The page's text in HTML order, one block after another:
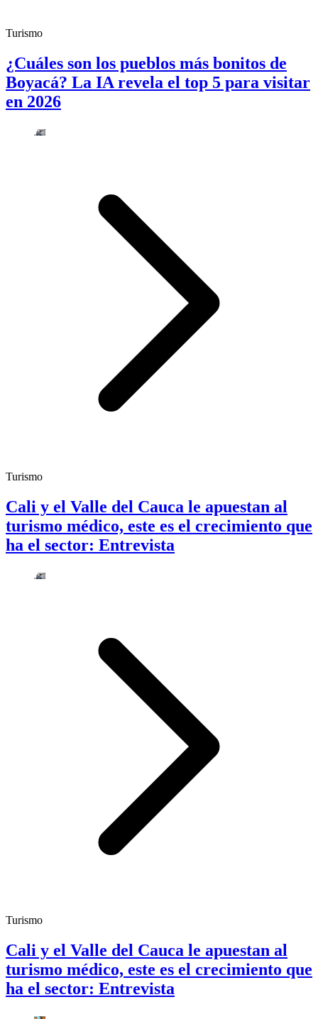
Turismo
¿Cuáles son los pueblos más bonitos de
Boyacá? La IA revela el top 5 para visitar
en 2026
Turismo
Cali y el Valle del Cauca le apuestan al
turismo médico, este es el crecimiento que
ha el sector: Entrevista
Turismo
Cali y el Valle del Cauca le apuestan al
turismo médico, este es el crecimiento que
ha el sector: Entrevista